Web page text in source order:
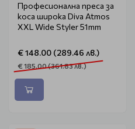
Професионална преса за
коса широка Diva Atmos
XXL Wide Styler 51mm
€ 148.00 (289.46 лв.)
€ 185.00 (361.83 лв.)